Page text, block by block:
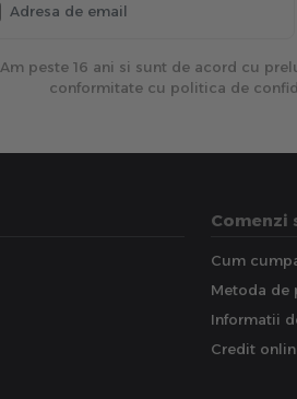
Am peste 16 ani si sunt de acord cu
conformitate cu politica de
Comenzi
Cum
Metoda de
Informatii
Credit